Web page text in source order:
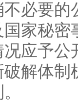
必要
家秘
应予
解体